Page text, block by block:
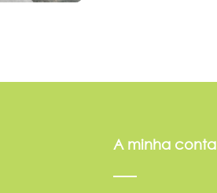
A minha conta